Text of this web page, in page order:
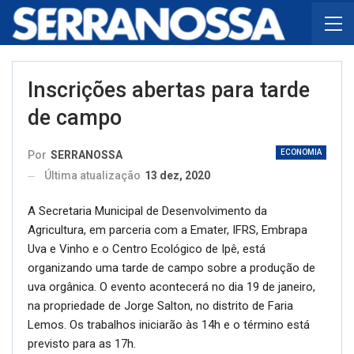
Inscrições abertas para tarde
de campo
ECONOMIA
Por SERRANOSSA
Última atualização 13 dez, 2020
A Secretaria Municipal de Desenvolvimento da
Agricultura, em parceria com a Emater, IFRS, Embrapa
Uva e Vinho e o Centro Ecológico de Ipê, está
organizando uma tarde de campo sobre a produção de
uva orgânica. O evento acontecerá no dia 19 de janeiro,
na propriedade de Jorge Salton, no distrito de Faria
Lemos. Os trabalhos iniciarão às 14h e o término está
previsto para as 17h.